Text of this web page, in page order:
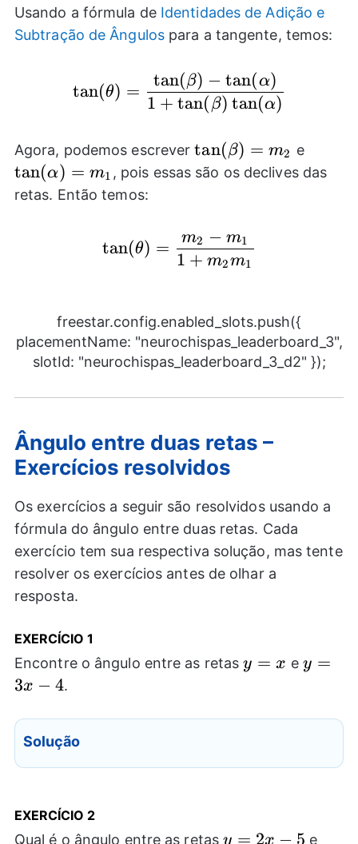
Usando a fórmula de Identidades de Adição e
Subtração de Ângulospara a tangente, temos:
tan(θ) =
1 + tan(β) tan(α)
tan(β) − tan(α)
Agora, podemos escrever\tan(\beta)=m_{2}
tan(β) = m2 e
tan(α) = m1 , pois essas são os declives das
retas. Então temos:
tan(θ) =
1 + m2m1
m2 − m1
freestar.config.enabled_slots.push({
placementName: "neurochispas_leaderboard_3",
slotId: "neurochispas_leaderboard_3_d2" });
Ângulo entre duas retas –
Exercícios resolvidos
Os exercícios a seguir são resolvidos usando a
fórmula do ângulo entre duas retas. Cada
exercício tem sua respectiva solução, mas tente
resolver os exercícios antes de olhar a
resposta.
EXERCÍCIO 1
Encontre o ângulo entre as retasy=x
y = x e y=3x-
y =
3x − 4.
Solução
EXERCÍCIO 2
Qual é o ângulo entre as retasy=2x-
= 2 − 5 e